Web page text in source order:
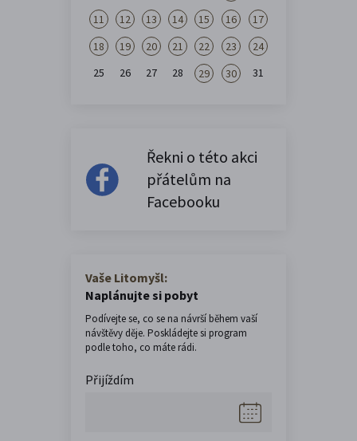
11
12 13 14 15 16
17
18
19 20 21 22 23
24
25
26 27 28 29 30 31
Řekni o této akci
přátelům na
Facebooku
Vaše Litomyšl:
Naplánujte si pobyt
Podívejte se, co se na návrší během vaší
návštěvy děje. Poskládejte si program
podle toho, co máte rádi.
Přijíždím